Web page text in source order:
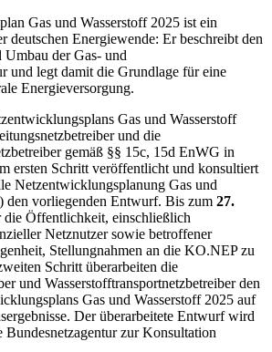
Gas und Wasserstoff 2025 ist ein
deutschen Energiewende: Er beschreibt den
der Gas- und
und legt damit die Grundlage für eine
Energieversorgung.
Gas und Wasserstoff
und die
gemäß §§ 15c, 15d EnWG in
ersten Schritt veröffentlicht und konsultiert
Netzentwicklungsplanung Gas und
den vorliegenden Entwurf. Bis zum 27.
die Öffentlichkeit, einschließlich
Netznutzer sowie betroffener
Stellungnahmen an die KO.NEP zu
Schritt überarbeiten die
und Wasserstofftransportnetzbetreiber den
Gas und Wasserstoff 2025 auf
Der überarbeitete Entwurf wird
Bundesnetzagentur zur Konsultation